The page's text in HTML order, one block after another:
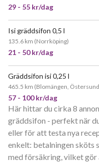
29 - 55 kr/dag
Isi gräddsifon 0,5 l
135.6 km (Norrköping)
21 - 50 kr/dag
Gräddsifon isi 0,25 l
465.5 km (Blomängen, Östersund
57 - 100 kr/dag
Här hittar du cirka 8
gräddsifon - perfekt när
eller för att testa nya
enkelt: betalningen sköts
med försäkring, vilket gör